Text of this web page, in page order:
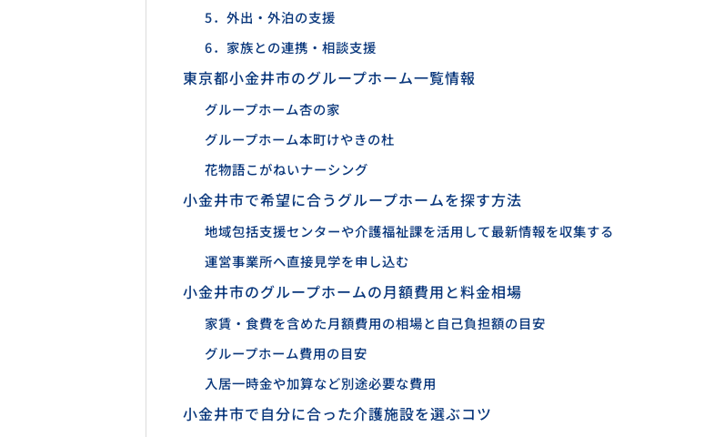
5．外出・外泊の支援
6．家族との連携・相談支援
東京都小金井市のグループホーム一覧情報
グループホーム杏の家
グループホーム本町けやきの杜
花物語こがねいナーシング
小金井市で希望に合うグループホームを探す方法
地域包括支援センターや介護福祉課を活用して最新情報を収集する
運営事業所へ直接見学を申し込む
小金井市のグループホームの月額費用と料金相場
家賃・食費を含めた月額費用の相場と自己負担額の目安
グループホーム費用の目安
入居一時金や加算など別途必要な費用
小金井市で自分に合った介護施設を選ぶコツ